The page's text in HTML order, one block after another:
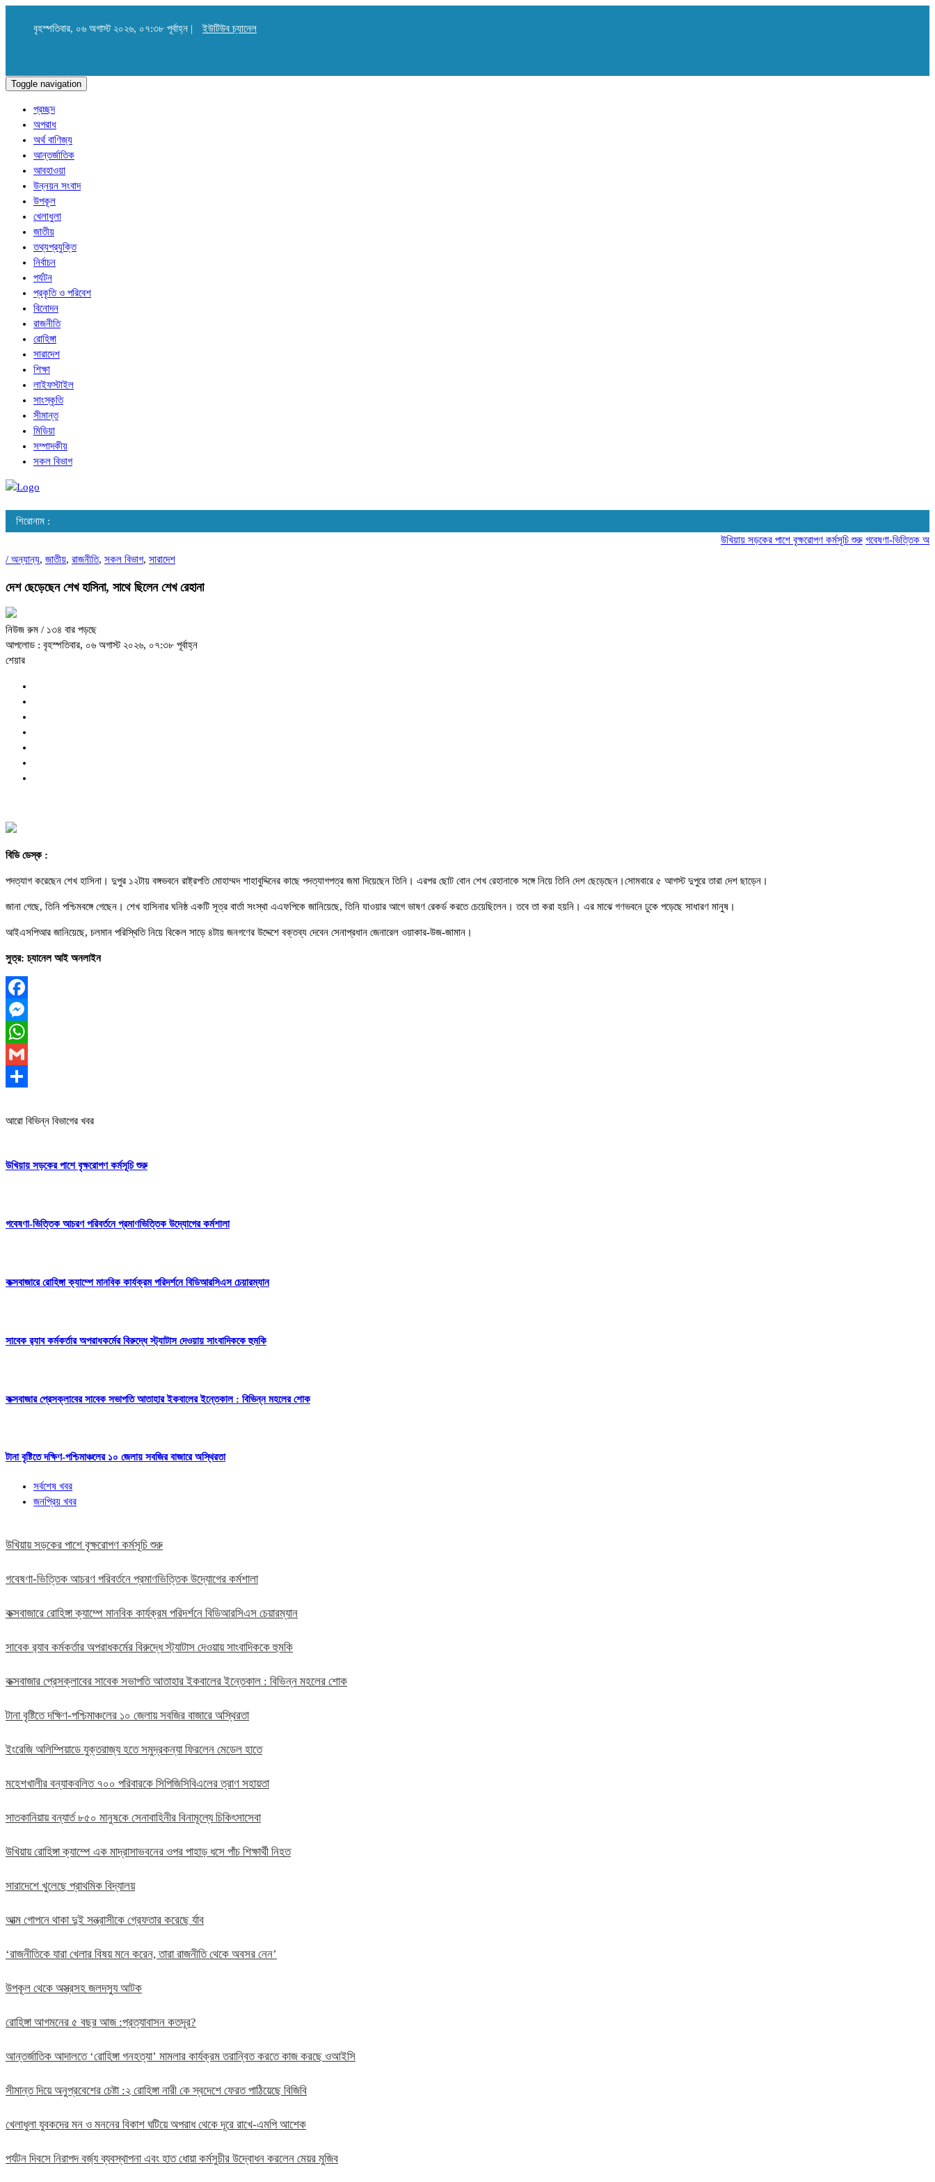
বৃহস্পতিবার, ০৬ অগাস্ট ২০২৬, ০৭:৩৮ পূর্বাহ্ন | ইউটিউব চ্যানেল
Toggle navigation
প্রচ্ছদ
অপরাধ
অর্থ বাণিজ্য
আন্তর্জাতিক
আবহাওয়া
উন্নয়ন সংবাদ
উপকূল
খেলাধুলা
জাতীয়
তথ্যপ্রযুক্তি
নির্বাচন
পর্যটন
প্রকৃতি ও পরিবেশ
বিনোদন
রাজনীতি
রোহিঙ্গা
সারাদেশ
শিক্ষা
লাইফস্টাইল
সাংস্কৃতি
সীমান্ত
মিডিয়া
সম্পাদকীয়
সকল বিভাগ
শিরোনাম :
উখিয়ায় সড়কের পাশে বৃক্ষরোপণ কর্মসূচি শুরু গবেষণা-ভিত্তিক আচরণ
/ অন্যান্য, জাতীয়, রাজনীতি, সকল বিভাগ, সারাদেশ
দেশ ছেড়েছেন শেখ হাসিনা, সাথে ছিলেন শেখ রেহানা
নিউজ রুম / ১৩৪ বার পড়ছে
আপলোড : বৃহস্পতিবার, ০৬ অগাস্ট ২০২৬, ০৭:৩৮ পূর্বাহ্ন
শেয়ার
বিডি ডেস্ক :
পদত্যাগ করেছেন শেখ হাসিনা। দুপুর ১২টায় বঙ্গভবনে রাষ্ট্রপতি মোহাম্মদ শাহাবুদ্দিনের কাছে পদত্যাগপত্র জমা দিয়েছেন তিনি। এরপর ছোট বোন শেখ রেহানাকে সঙ্গে নিয়ে তিনি দেশ ছেড়েছেন।সোমবারে ৫ আগস্ট দুপুরে তারা দেশ ছাড়েন।
জানা গেছে, তিনি পশ্চিমবঙ্গে গেছেন। শেখ হাসিনার ঘনিষ্ঠ একটি সূত্র বার্তা সংস্থা এএফপিকে জানিয়েছে, তিনি যাওয়ার আগে ভাষণ রেকর্ড করতে চেয়েছিলেন। তবে তা করা হয়নি। এর মাঝে গণভবনে ঢুকে পড়েছে সাধারণ মানুষ।
আইএসপিআর জানিয়েছে, চলমান পরিস্থিতি নিয়ে বিকেল সাড়ে ৪টায় জনগণের উদ্দেশে বক্তব্য দেবেন সেনাপ্রধান জেনারেল ওয়াকার-উজ-জামান।
সুত্র: চ্যানেল আই অনলাইন
Facebook
Messenger
WhatsApp
Gmail
আরো বিভিন্ন বিভাগের খবর
উখিয়ায় সড়কের পাশে বৃক্ষরোপণ কর্মসূচি শুরু
গবেষণা-ভিত্তিক আচরণ পরিবর্তনে প্রমাণভিত্তিক উদ্যোগের কর্মশালা
কক্সবাজারে রোহিঙ্গা ক্যাম্পে মানবিক কার্যক্রম পরিদর্শনে বিডিআরসিএস চেয়ারম্যান
সাবেক র‍্যাব কর্মকর্তার অপরাধকর্মের বিরুদ্ধে স্ট্যাটাস দেওয়ায় সাংবাদিককে হুমকি
কক্সবাজার প্রেসক্লাবের সাবেক সভাপতি আতাহার ইকবালের ইন্তেকাল : বিভিন্ন মহলের শোক
টানা বৃষ্টিতে দক্ষিণ-পশ্চিমাঞ্চলের ১০ জেলায় সবজির বাজারে অস্থিরতা
সর্বশেষ খবর
জনপ্রিয় খবর
উখিয়ায় সড়কের পাশে বৃক্ষরোপণ কর্মসূচি শুরু
গবেষণা-ভিত্তিক আচরণ পরিবর্তনে প্রমাণভিত্তিক উদ্যোগের কর্মশালা
কক্সবাজারে রোহিঙ্গা ক্যাম্পে মানবিক কার্যক্রম পরিদর্শনে বিডিআরসিএস চেয়ারম্যান
সাবেক র‍্যাব কর্মকর্তার অপরাধকর্মের বিরুদ্ধে স্ট্যাটাস দেওয়ায় সাংবাদিককে হুমকি
কক্সবাজার প্রেসক্লাবের সাবেক সভাপতি আতাহার ইকবালের ইন্তেকাল : বিভিন্ন মহলের শোক
টানা বৃষ্টিতে দক্ষিণ-পশ্চিমাঞ্চলের ১০ জেলায় সবজির বাজারে অস্থিরতা
ইংরেজি অলিম্পিয়াডে যুক্তরাজ্য হতে সমুদ্রকন্যা ফিরলেন মেডেল হাতে
মহেশখালীর বন্যাকবলিত ৭০০ পরিবারকে সিপিজিসিবিএলের ত্রাণ সহায়তা
সাতকানিয়ায় বন্যার্ত ৮৫০ মানুষকে সেনাবাহিনীর বিনামূল্যে চিকিৎসাসেবা
উখিয়ায় রোহিঙ্গা ক্যাম্পে এক মাদ্রাসাভবনের ওপর পাহাড় ধসে পাঁচ শিক্ষার্থী নিহত
সারাদেশে খুলেছে প্রাথমিক বিদ্যালয়
আত্ম গোপনে থাকা দুই সন্ত্রাসীকে গ্রেফতার করেছে র্যাব
‘রাজনীতিকে যারা খেলার বিষয় মনে করেন, তারা রাজনীতি থেকে অবসর নেন’
উপকূল থেকে অস্ত্রসহ জলদস্যু আটক
রোহিঙ্গা আগমনের ৫ বছর আজ :প্রত্যাবাসন কতদূর?
আন্তর্জাতিক আদালতে ‘রোহিঙ্গা গনহত্যা’ মামলার কার্যক্রম তরান্বিত করতে কাজ করছে ওআইসি
সীমান্ত দিয়ে অনুপ্রবেশের চেষ্টা :২ রোহিঙ্গা নারী কে স্বদেশে ফেরত পাঠিয়েছে বিজিবি
খেলাধুলা যুবকদের মন ও মননের বিকাশ ঘটিয়ে অপরাধ থেকে দূরে রাখে-এমপি আশেক
পর্যটন দিবসে নিরাপদ বর্জ্য ব্যবস্থাপনা এবং হাত ধোয়া কর্মসুচীর উদ্বোধন করলেন মেয়র মুজিব